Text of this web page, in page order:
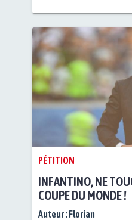
PÉTITION
INFANTINO, NE
COUPE DU MONDE !
Auteur : Florian